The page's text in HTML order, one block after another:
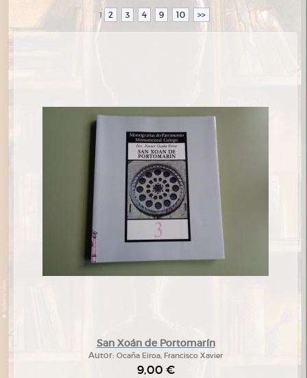
1 2 3 4 9 10 >>
San Xoán de Portomarín
Autor: Ocaña Eiroa, Francisco Xavier
9,00 €